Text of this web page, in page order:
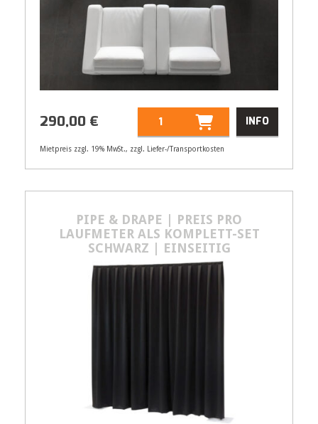
Artikelnummer 33105
290,00 € INFO
Mietpreis zzgl. 19% MwSt., zzgl. Liefer-/Transportkosten
PIPE & DRAPE | PREIS PRO
LAUFMETER ALS KOMPLETT-SET
SCHWARZ | EINSEITIG